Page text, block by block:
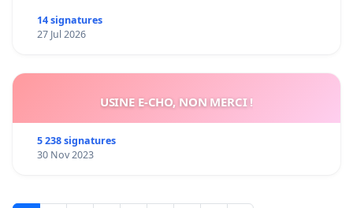
14 signatures
27 Jul 2026
USINE E-CHO, NON MERCI !
5 238 signatures
30 Nov 2023